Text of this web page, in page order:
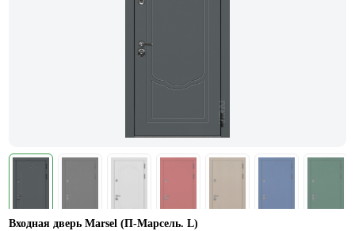
Входная дверь Marsel (П-Марсель. L)